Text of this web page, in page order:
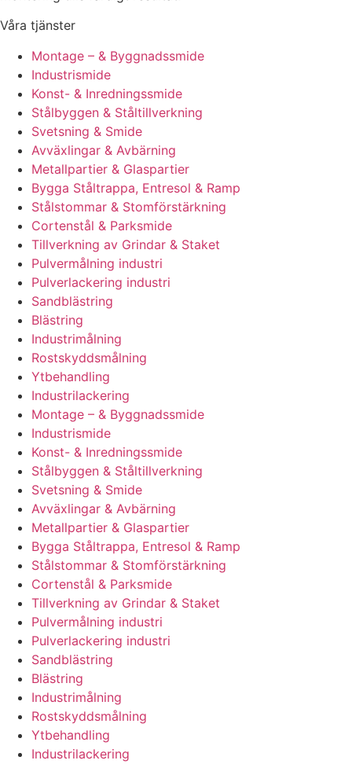
Våra tjänster
Montage – & Byggnadssmide
Industrismide
Konst- & Inredningssmide
Stålbyggen & Ståltillverkning
Svetsning & Smide
Avväxlingar & Avbärning
Metallpartier & Glaspartier
Bygga Ståltrappa, Entresol & Ramp
Stålstommar & Stomförstärkning
Cortenstål & Parksmide
Tillverkning av Grindar & Staket
Pulvermålning industri
Pulverlackering industri
Sandblästring
Blästring
Industrimålning
Rostskyddsmålning
Ytbehandling
Industrilackering
Montage – & Byggnadssmide
Industrismide
Konst- & Inredningssmide
Stålbyggen & Ståltillverkning
Svetsning & Smide
Avväxlingar & Avbärning
Metallpartier & Glaspartier
Bygga Ståltrappa, Entresol & Ramp
Stålstommar & Stomförstärkning
Cortenstål & Parksmide
Tillverkning av Grindar & Staket
Pulvermålning industri
Pulverlackering industri
Sandblästring
Blästring
Industrimålning
Rostskyddsmålning
Ytbehandling
Industrilackering